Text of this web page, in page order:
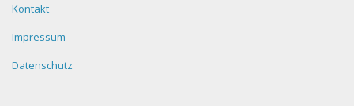
Kontakt
Impressum
Datenschutz